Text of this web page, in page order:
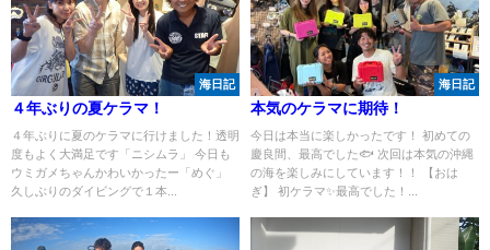
海日記
４年ぶりの夏ケラマ！
４年ぶりに夏のケラマに行けました！透明
度もよく大満足です「ニシムラ」 今日も
ウミガメちゃんかわいかったー「めぐ」
久しぶりのダイビングで１本...
海日記
本気のケラマに期待！
今日は本当に楽しかったです！ 初めての
慶良間、最高でした🐟 次回は本気の沖縄
の海を楽しみにしています！！ 【おは
ぎ】 初ケラマ✨最高でした！...